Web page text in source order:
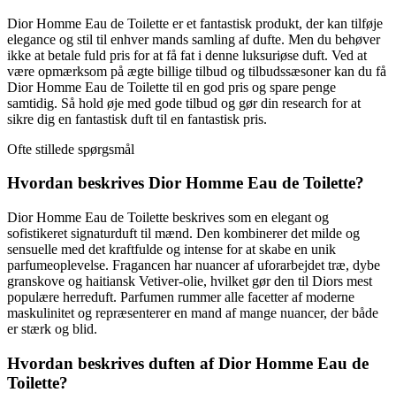
Dior Homme Eau de Toilette er et fantastisk produkt, der kan tilføje
elegance og stil til enhver mands samling af dufte. Men du behøver
ikke at betale fuld pris for at få fat i denne luksuriøse duft. Ved at
være opmærksom på ægte billige tilbud og tilbudssæsoner kan du få
Dior Homme Eau de Toilette til en god pris og spare penge
samtidig. Så hold øje med gode tilbud og gør din research for at
sikre dig en fantastisk duft til en fantastisk pris.
Ofte stillede spørgsmål
Hvordan beskrives Dior Homme Eau de Toilette?
Dior Homme Eau de Toilette beskrives som en elegant og
sofistikeret signaturduft til mænd. Den kombinerer det milde og
sensuelle med det kraftfulde og intense for at skabe en unik
parfumeoplevelse. Fragancen har nuancer af uforarbejdet træ, dybe
granskove og haitiansk Vetiver-olie, hvilket gør den til Diors mest
populære herreduft. Parfumen rummer alle facetter af moderne
maskulinitet og repræsenterer en mand af mange nuancer, der både
er stærk og blid.
Hvordan beskrives duften af Dior Homme Eau de
Toilette?